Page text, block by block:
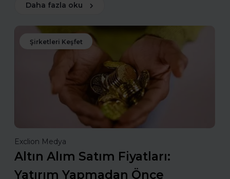
Daha fazla oku
Şirketleri Keşfet
Exclion Medya
Altın Alım Satım Fiyatları:
Yatırım Yapmadan Önce